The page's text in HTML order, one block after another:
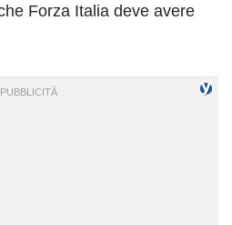
Forza Italia deve avere